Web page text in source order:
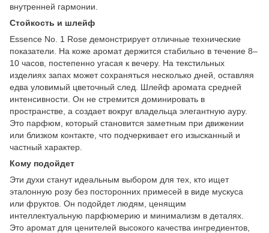
внутренней гармонии.
Стойкость и шлейф
Essence No. 1 Rose демонстрирует отличные технические
показатели. На коже аромат держится стабильно в течение 8–
10 часов, постепенно угасая к вечеру. На текстильных
изделиях запах может сохраняться несколько дней, оставляя
едва уловимый цветочный след. Шлейф аромата средней
интенсивности. Он не стремится доминировать в
пространстве, а создает вокруг владельца элегантную ауру.
Это парфюм, который становится заметным при движении
или близком контакте, что подчеркивает его изысканный и
частный характер.
Кому подойдет
Эти духи станут идеальным выбором для тех, кто ищет
эталонную розу без посторонних примесей в виде мускуса
или фруктов. Он подойдет людям, ценящим
интеллектуальную парфюмерию и минимализм в деталях.
Это аромат для ценителей высокого качества ингредиентов,